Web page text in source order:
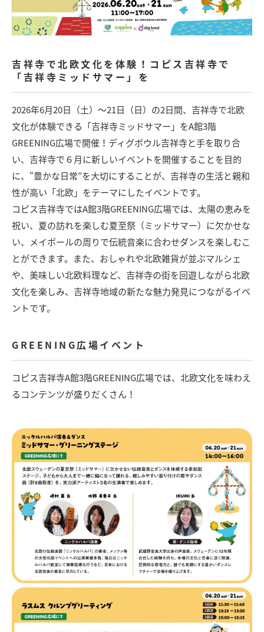
吉祥寺で北欧文化を体験！コピス吉祥寺で
「吉祥寺ミッドサマー」を
2026年6月20日（土）～21日（日）の2日間、吉祥寺で北欧
文化が体験できる「吉祥寺ミッドサマー」をA館3階
GREENING広場で開催！ディグボウル吉祥寺と手を取り合
い、吉祥寺で６月に新しいイベントを開催することを目的
に、“豊かな日常”を大切にすることが、吉祥寺の生活と親和
性が高い「北欧」をテーマにしたイベントです。
コピス吉祥寺ではA館3階GREENING広場では、太陽の恵みを
祝い、夏の訪れを楽しむ夏至祭（ミッドサマー）に欠かせな
い、メイポールの周りで伝統音楽に合わせダンスを楽しむこ
とができます。また、おしゃれや北欧雑貨が並ぶマルシェ
や、美味しい北欧料理など、吉祥寺の街を回遊しながら北欧
文化を楽しみ、吉祥寺地域の新たな魅力発見につながるイベ
ントです。
GREENING広場イベント
コピス吉祥寺A館3階GREENING広場では、北欧文化を味わえ
るコンテンツが盛りだくさん！